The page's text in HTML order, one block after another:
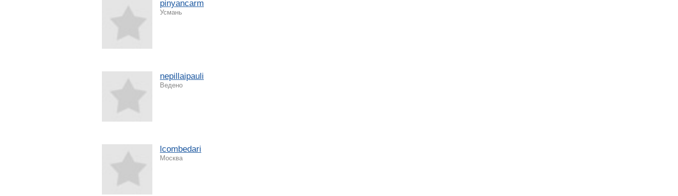
pinyancarm
Усмань
nepillaipauli
Ведено
lcombedari
Москва